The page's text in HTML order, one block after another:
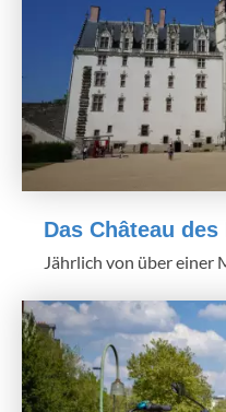
Das Château
Jährlich von über einer